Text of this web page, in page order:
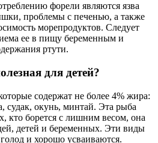
форели являются язва
проблемы с печенью, а также
морепродуктов. Следует
ее в пищу беременным и
ртути.
для детей?
содержат не более 4% жира:
судак, окунь, минтай. Эта рыба
кто борется с лишним весом, она
детей и беременных. Эти виды
и хорошо усваиваются.